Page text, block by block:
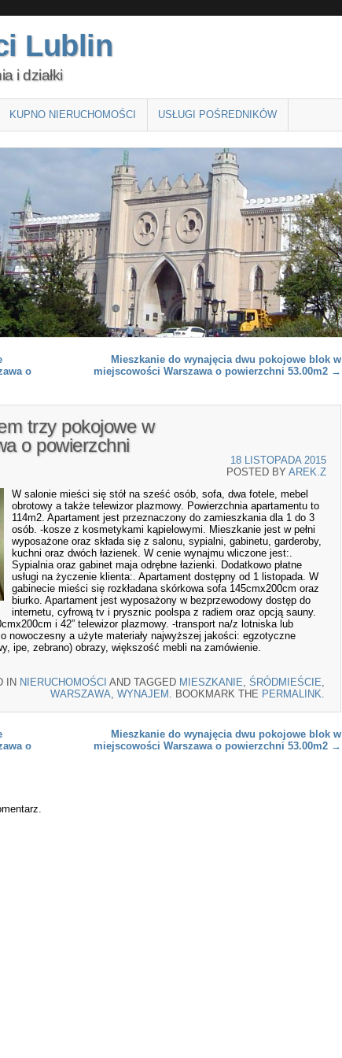
Lublin
i działki
KUPNO NIERUCHOMOŚCI USŁUGI POŚREDNIKÓW
o
Mieszkanie do wynajęcia dwu pokojowe blok w
miejscowości Warszawa o powierzchni 53.00m2 →
trzy pokojowe w
o powierzchni
18 LISTOPADA 2015
POSTED BY AREK.Z
W salonie mieści się stół na sześć osób, sofa, dwa fotele, mebel
obrotowy a także telewizor plazmowy. Powierzchnia apartamentu to
114m2. Apartament jest przeznaczony do zamieszkania dla 1 do 3
osób. -kosze z kosmetykami kąpielowymi. Mieszkanie jest w pełni
wyposażone oraz składa się z salonu, sypialni, gabinetu, garderoby,
kuchni oraz dwóch łazienek. W cenie wynajmu wliczone jest:.
Sypialnia oraz gabinet maja odrębne łazienki. Dodatkowo płatne
usługi na życzenie klienta:. Apartament dostępny od 1 listopada. W
gabinecie mieści się rozkładana skórkowa sofa 145cmx200cm oraz
biurko. Apartament jest wyposażony w bezprzewodowy dostęp do
internetu, cyfrową tv i prysznic poolspa z radiem oraz opcją sauny.
i 42” telewizor plazmowy. -transport na/z lotniska lub
nowoczesny a użyte materiały najwyższej jakości: egzotyczne
ipe, zebrano) obrazy, większość mebli na zamówienie.
IN NIERUCHOMOŚCI AND TAGGED MIESZKANIE ŚRÓDMIEŚCIE
WARSZAWA WYNAJEM . BOOKMARK THE PERMALINK
o
Mieszkanie do wynajęcia dwu pokojowe blok w
miejscowości Warszawa o powierzchni 53.00m2 →